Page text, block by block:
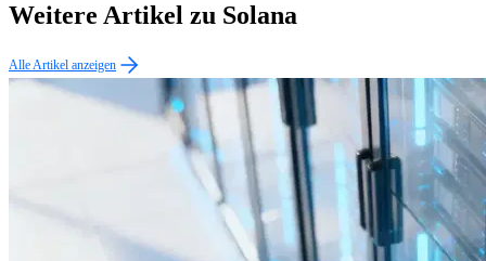
Weitere Artikel zu Solana
Alle Artikel anzeigen